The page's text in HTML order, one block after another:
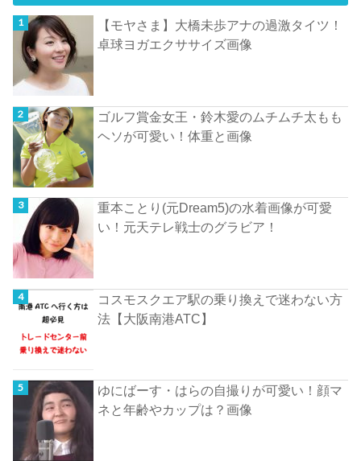
【モヤさま】大橋未歩アナの過激タイツ！
卓球ヨガエクササイズ画像
ゴルフ賞金女王・鈴木愛のムチムチ太もも
ヘソが可愛い！体重と画像
重本ことり(元Dream5)の水着画像が可愛
い！元天テレ戦士のグラビア！
コスモスクエア駅の乗り換えで迷わない方
法【大阪南港ATC】
ゆにばーす・はらの自撮りが可愛い！顔マ
ネと年齢やカップは？画像